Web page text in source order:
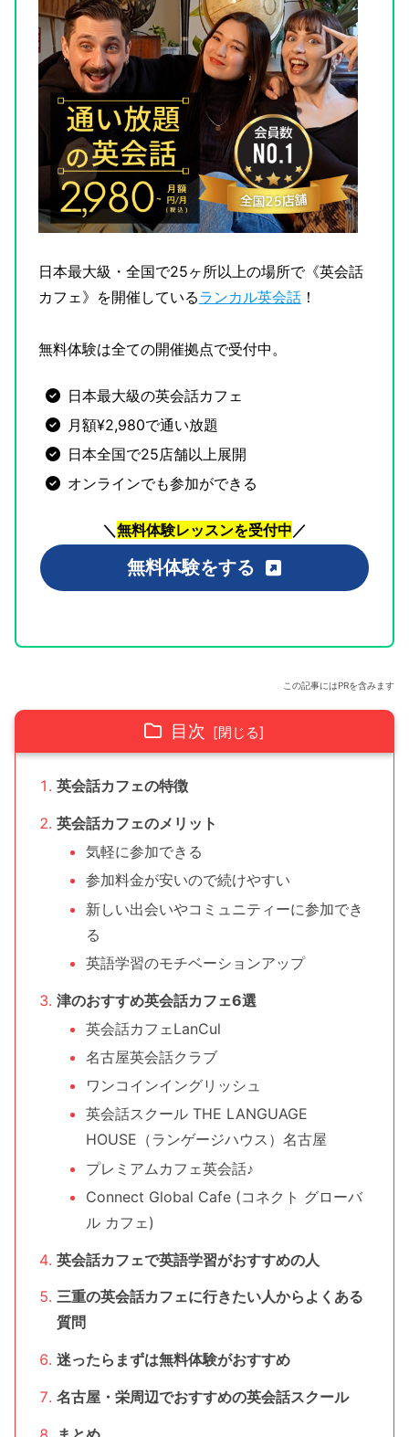
日本最大級・全国で25ヶ所以上の場所で《英会話
カフェ》を開催しているランカル英会話 ！
無料体験は全ての開催拠点で受付中。
日本最大級の英会話カフェ
月額¥2,980で通い放題
日本全国で25店舗以上展開
オンラインでも参加ができる
＼無料体験レッスンを受付中／
無料体験をする
この記事にはPRを含みます
目次
英会話カフェの特徴
英会話カフェのメリット
気軽に参加できる
参加料金が安いので続けやすい
新しい出会いやコミュニティーに参加でき
る
英語学習のモチベーションアップ
津のおすすめ英会話カフェ6選
英会話カフェLanCul
名古屋英会話クラブ
ワンコインイングリッシュ
英会話スクール THE LANGUAGE
HOUSE（ランゲージハウス）名古屋
プレミアムカフェ英会話♪
Connect Global Cafe (コネクト グローバ
ル カフェ)
英会話カフェで英語学習がおすすめの人
三重の英会話カフェに行きたい人からよくある
質問
迷ったらまずは無料体験がおすすめ
名古屋・栄周辺でおすすめの英会話スクール